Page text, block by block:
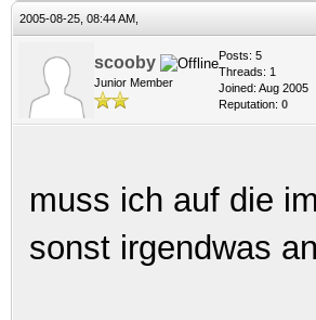
2005-08-25, 08:44 AM,
scooby
Junior Member
Posts: 5
Threads: 1
Joined: Aug 2005
Reputation: 0
muss ich auf die
sonst irgendwas